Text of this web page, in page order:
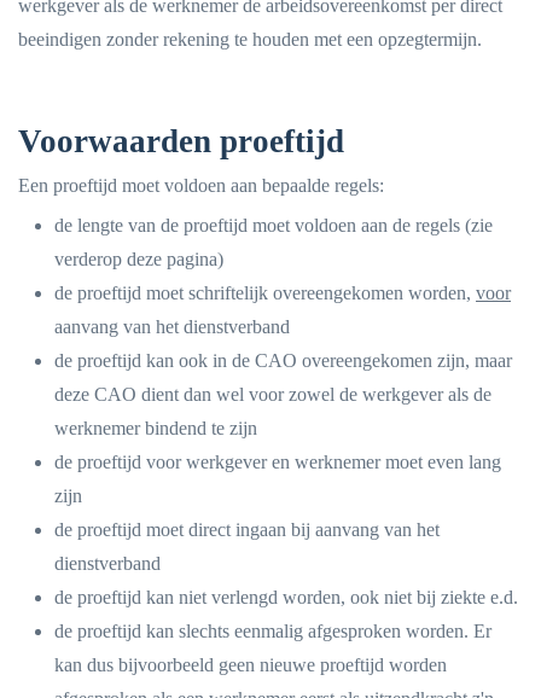
werkgever als de werknemer de arbeidsovereenkomst per direct
beeindigen zonder rekening te houden met een opzegtermijn.
Voorwaarden proeftijd
Een proeftijd moet voldoen aan bepaalde regels:
de lengte van de proeftijd moet voldoen aan de regels (zie
verderop deze pagina)
de proeftijd moet schriftelijk overeengekomen worden, voor
aanvang van het dienstverband
de proeftijd kan ook in de CAO overeengekomen zijn, maar
deze CAO dient dan wel voor zowel de werkgever als de
werknemer bindend te zijn
de proeftijd voor werkgever en werknemer moet even lang
zijn
de proeftijd moet direct ingaan bij aanvang van het
dienstverband
de proeftijd kan niet verlengd worden, ook niet bij ziekte e.d.
de proeftijd kan slechts eenmalig afgesproken worden. Er
kan dus bijvoorbeeld geen nieuwe proeftijd worden